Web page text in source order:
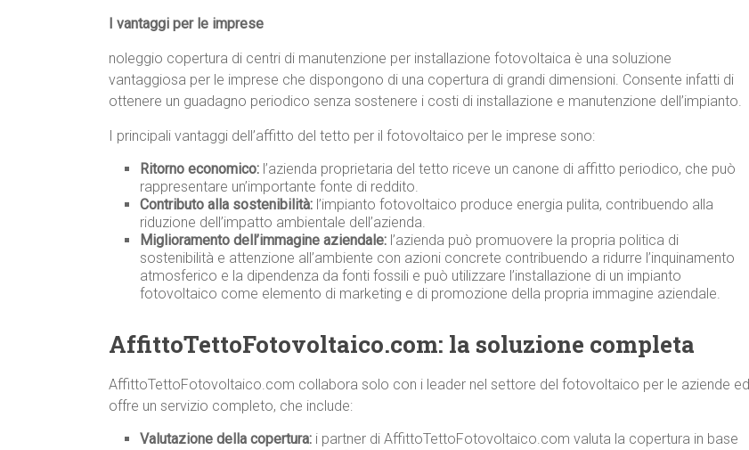
I vantaggi per le imprese
noleggio copertura di centri di manutenzione per installazione fotovoltaica è una soluzione
vantaggiosa per le imprese che dispongono di una copertura di grandi dimensioni. Consente infatti di
ottenere un guadagno periodico senza sostenere i costi di installazione e manutenzione dell’impianto.
I principali vantaggi dell’affitto del tetto per il fotovoltaico per le imprese sono:
Ritorno economico: l’azienda proprietaria del tetto riceve un canone di affitto periodico, che può
rappresentare un’importante fonte di reddito.
Contributo alla sostenibilità: l’impianto fotovoltaico produce energia pulita, contribuendo alla
riduzione dell’impatto ambientale dell’azienda.
Miglioramento dell’immagine aziendale: l’azienda può promuovere la propria politica di
sostenibilità e attenzione all’ambiente con azioni concrete contribuendo a ridurre l’inquinamento
atmosferico e la dipendenza da fonti fossili e può utilizzare l’installazione di un impianto
fotovoltaico come elemento di marketing e di promozione della propria immagine aziendale.
AffittoTettoFotovoltaico.com: la soluzione completa
AffittoTettoFotovoltaico.com collabora solo con i leader nel settore del fotovoltaico per le aziende ed
offre un servizio completo, che include:
Valutazione della copertura: i partner di AffittoTettoFotovoltaico.com valuta la copertura in base